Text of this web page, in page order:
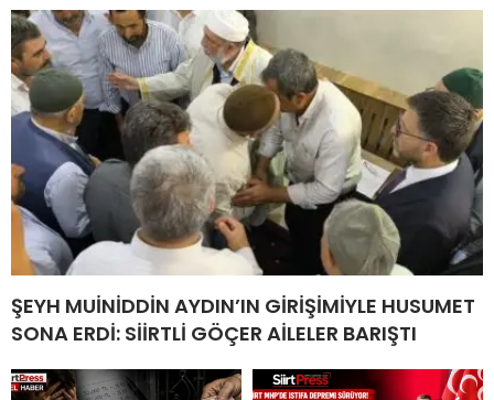
ŞEYH MUİNİDDİN AYDIN’IN GİRİŞİMİYLE HUSUMET
SONA ERDİ: SİİRTLİ GÖÇER AİLELER BARIŞTI